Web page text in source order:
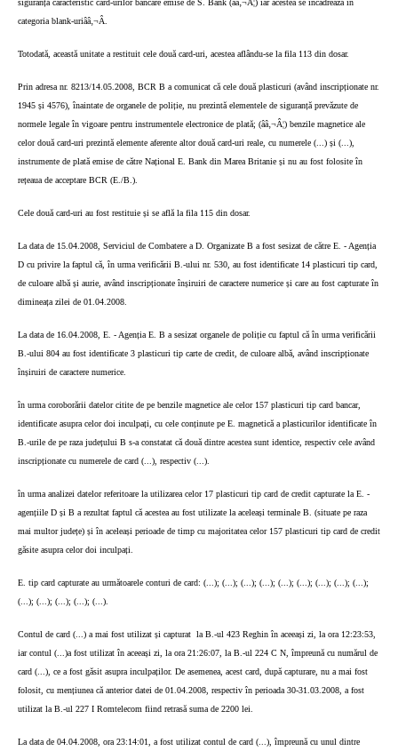
siguranță caracteristic card-urilor bancare emise de S. Bank (ââ‚¬Â¦) iar acestea se încadrează în
categoria blank-uriââ‚¬Â.
Totodată, această unitate a restituit cele două card-uri, acestea aflându-se la fila 113 din dosar.
Prin adresa nr. 8213/14.05.2008, BCR B a comunicat că cele două plasticuri (având inscripționate nr.
1945 și 4576), înaintate de organele de poliție, nu prezintă elementele de siguranță prevăzute de
normele legale în vigoare pentru instrumentele electronice de plată; (ââ‚¬Â¦) benzile magnetice ale
celor două card-uri prezintă elemente aferente altor două card-uri reale, cu numerele (...) și (...),
instrumente de plată emise de către Național E. Bank din Marea Britanie și nu au fost folosite în
rețeaua de acceptare BCR (E./B.).
Cele două card-uri au fost restituie și se află la fila 115 din dosar.
La data de 15.04.2008, Serviciul de Combatere a D. Organizate B a fost sesizat de către E. - Agenția
D cu privire la faptul că, în urma verificării B.-ului nr. 530, au fost identificate 14 plasticuri tip card,
de culoare albă și aurie, având inscripționate înșiruiri de caractere numerice și care au fost capturate în
dimineața zilei de 01.04.2008.
La data de 16.04.2008, E. - Agenția E. B a sesizat organele de poliție cu faptul că în urma verificării
B.-ului 804 au fost identificate 3 plasticuri tip carte de credit, de culoare albă, având inscripționate
înșiruiri de caractere numerice.
în urma coroborării datelor citite de pe benzile magnetice ale celor 157 plasticuri tip card bancar,
identificate asupra celor doi inculpați, cu cele conținute pe E. magnetică a plasticurilor identificate în
B.-urile de pe raza județului B s-a constatat că două dintre acestea sunt identice, respectiv cele având
inscripționate cu numerele de card (...), respectiv (...).
în urma analizei datelor referitoare la utilizarea celor 17 plasticuri tip card de credit capturate la E. -
agențiile D și B a rezultat faptul că acestea au fost utilizate la aceleași terminale B. (situate pe raza
mai multor județe) și în aceleași perioade de timp cu majoritatea celor 157 plasticuri tip card de credit
găsite asupra celor doi inculpați.
E. tip card capturate au următoarele conturi de card: (...); (...); (...); (...); (...); (...); (...); (...); (...);
(...); (...); (...); (...); (...).
Contul de card (...) a mai fost utilizat și capturat la B.-ul 423 Reghin în aceeași zi, la ora 12:23:53,
iar contul (...)a fost utilizat în aceeași zi, la ora 21:26:07, la B.-ul 224 C N, împreună cu numărul de
card (...), ce a fost găsit asupra inculpaților. De asemenea, acest card, după capturare, nu a mai fost
folosit, cu mențiunea că anterior datei de 01.04.2008, respectiv în perioada 30-31.03.2008, a fost
utilizat la B.-ul 227 I Romtelecom fiind retrasă suma de 2200 lei.
La data de 04.04.2008, ora 23:14:01, a fost utilizat contul de card (...), împreună cu unul dintre